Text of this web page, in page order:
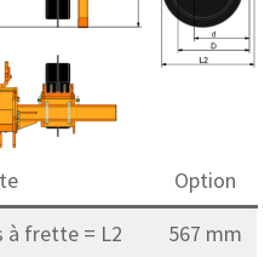
Option
à frette = L2
567 mm